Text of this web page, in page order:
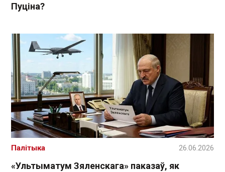
Пуціна?
«Ультыматум Зяленскага» паказаў, як
Палітыка 26.06.2026